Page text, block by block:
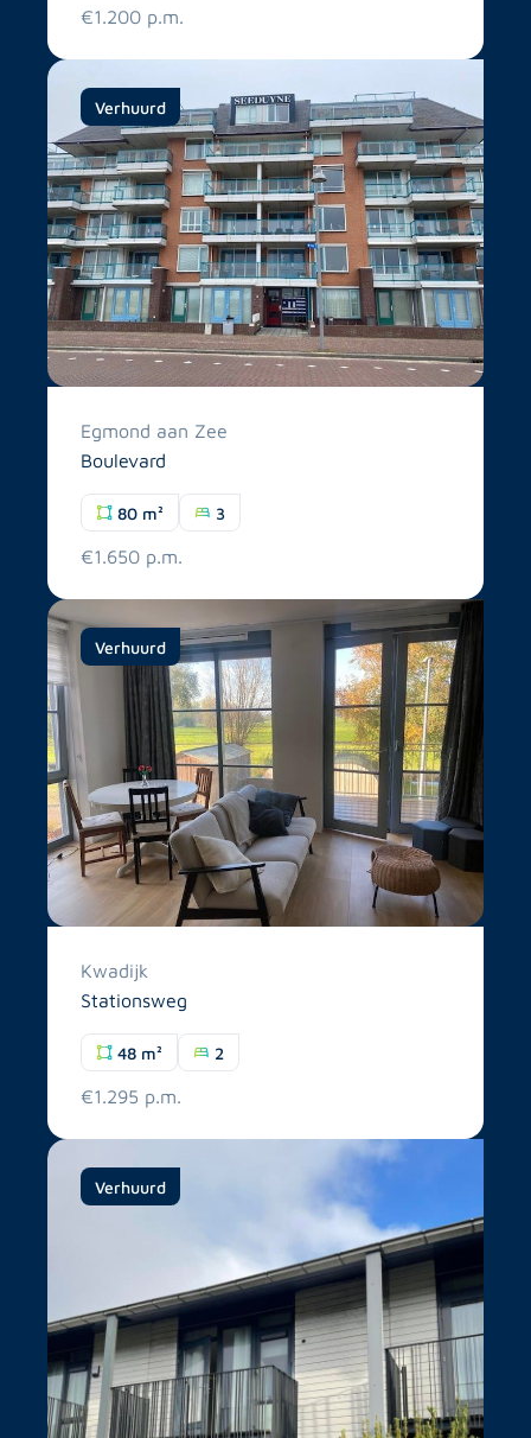
€1.200 p.m.
Verhuurd
Egmond aan Zee
Boulevard
80 m² 3
€1.650 p.m.
Verhuurd
Kwadijk
Stationsweg
48 m² 2
€1.295 p.m.
Verhuurd